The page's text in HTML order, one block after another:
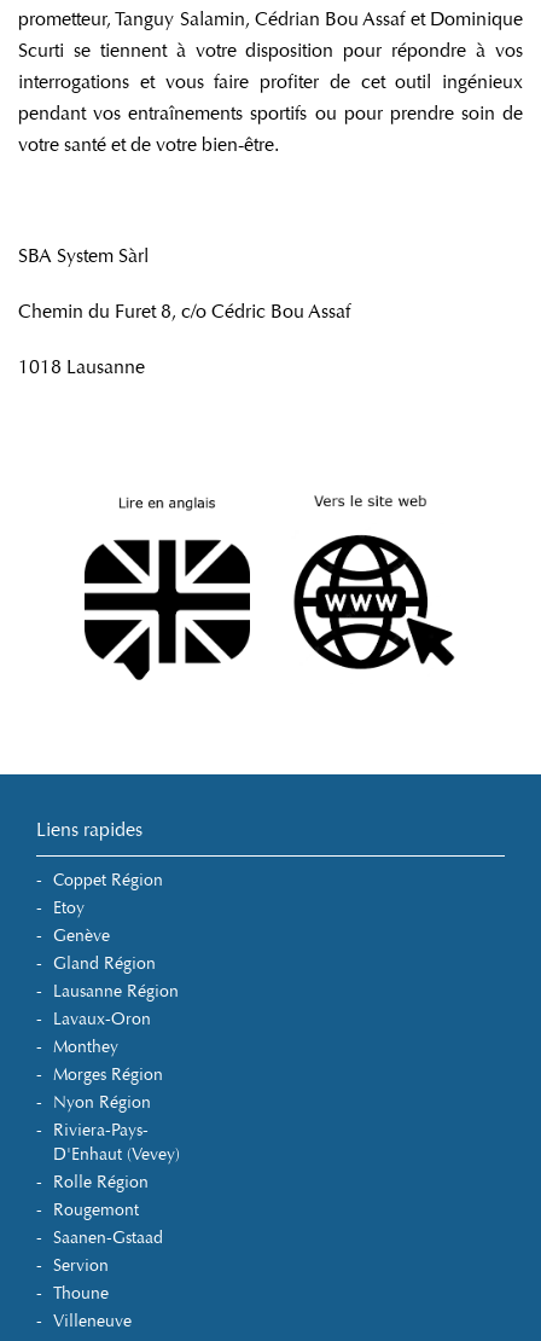
prometteur, Tanguy Salamin, Cédrian Bou Assaf et Dominique
Scurti se tiennent à votre disposition pour répondre à vos
interrogations et vous faire profiter de cet outil ingénieux
pendant vos entraînements sportifs ou pour prendre soin de
votre santé et de votre bien-être.
SBA System Sàrl
Chemin du Furet 8, c/o Cédric Bou Assaf
1018 Lausanne
Liens rapides
Coppet Région
Etoy
Genève
Gland Région
Lausanne Région
Lavaux-Oron
Monthey
Morges Région
Nyon Région
Riviera-Pays-
D'Enhaut (Vevey)
Rolle Région
Rougemont
Saanen-Gstaad
Servion
Thoune
Villeneuve